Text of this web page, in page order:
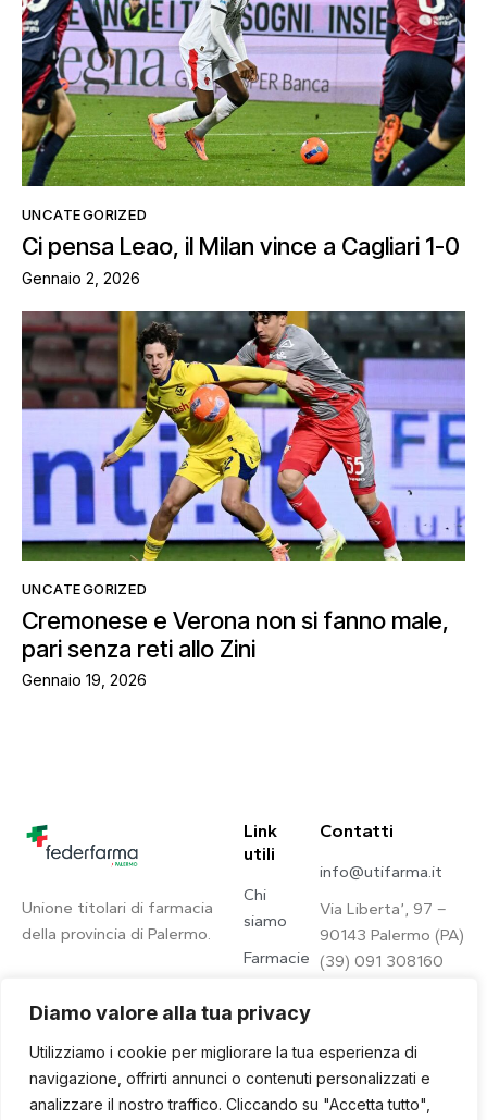
Diamo valore alla tua privacy
Utilizziamo i cookie per migliorare la tua esperienza di
navigazione, offrirti annunci o contenuti personalizzati e
analizzare il nostro traffico. Cliccando su "Accetta tutto",
UNCATEGORIZED
Ci pensa Leao, il Milan vince a Cagliari 1-0
Gennaio 2, 2026
UNCATEGORIZED
Cremonese e Verona non si fanno male,
pari senza reti allo Zini
Gennaio 19, 2026
Unione titolari di farmacia
della provincia di Palermo.
Link
utili
Chi
siamo
Farmacie
Policy
Contatti
info@utifarma.it
Via Liberta’, 97 –
90143 Palermo (PA)
(39) 091 308160